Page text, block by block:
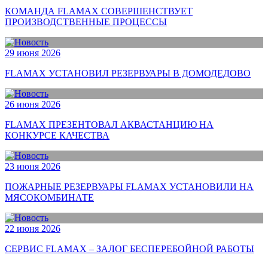
КОМАНДА FLAMAX СОВЕРШЕНСТВУЕТ
ПРОИЗВОДСТВЕННЫЕ ПРОЦЕССЫ
29 июня 2026
FLAMAX УСТАНОВИЛ РЕЗЕРВУАРЫ В ДОМОДЕДОВО
26 июня 2026
FLAMAX ПРЕЗЕНТОВАЛ АКВАСТАНЦИЮ НА
КОНКУРСЕ КАЧЕСТВА
23 июня 2026
ПОЖАРНЫЕ РЕЗЕРВУАРЫ FLAMAX УСТАНОВИЛИ НА
МЯСОКОМБИНАТЕ
22 июня 2026
СЕРВИС FLAMAX – ЗАЛОГ БЕСПЕРЕБОЙНОЙ РАБОТЫ